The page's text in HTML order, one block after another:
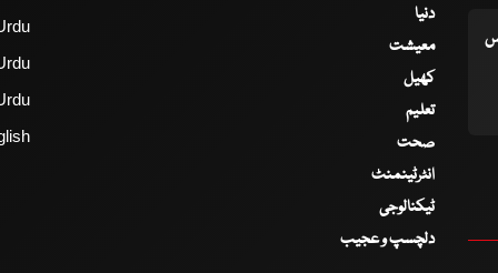
دنیا
معیشت
کھیل
تعلیم
صحت
انٹرٹینمنٹ
ٹیکنالوجی
دلچسپ و عجیب